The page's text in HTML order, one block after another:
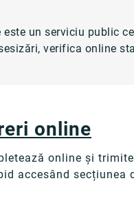
un serviciu public
verifica online
online
online și
accesând secțiunea